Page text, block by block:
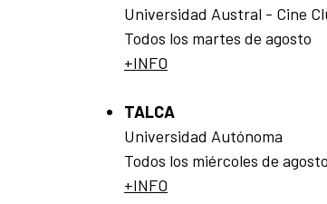
Universidad Austral - Cine
Todos los martes de agosto
+INFO
TALCA
Universidad Autónoma
Todos los miércoles de agosto
+INFO